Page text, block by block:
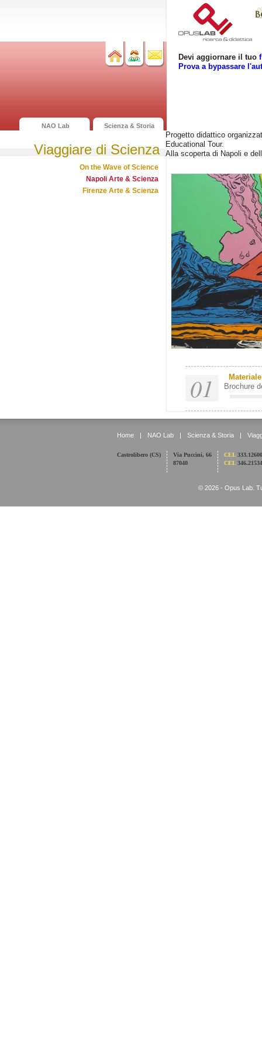
NAO Lab Scienza & Storia
Devi aggiornare il tuo
Prova a bypassare
Viaggiare di Scienza
On the Wave of Science
Napoli Arte & Scienza
Firenze Arte & Scienza
Progetto didattico
Educational Tour.
Alla scoperta di Napoli e
01
Brochure
Home | NAO Lab | Scienza & Storia |
Castrolibero (CS)
Via Puccini, 66
87040
CEL
CEL
© 2026 - Opus Lab.